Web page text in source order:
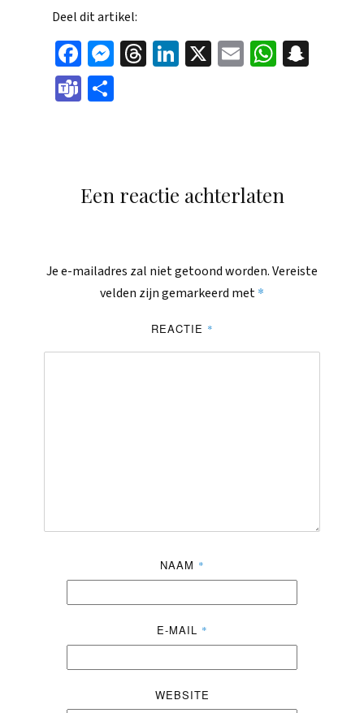
Deel dit artikel:
Face
boo
Mes
Thr
Link
Ema
Wha
Tea
Een reactie achterlaten
Je e-mailadres zal niet getoond worden.Vereiste
velden zijn gemarkeerd met*
REACTIE *
NAAM *
E-MAIL *
WEBSITE